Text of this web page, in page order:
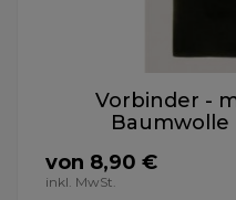
Vorbinder -
Baumwolle
von 8,90 €
inkl. MwSt.